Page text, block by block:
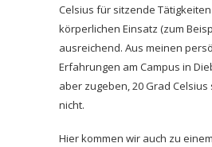
Celsius für sitzende
körperlichen Einsatz (zum
ausreichend. Aus meinen
Erfahrungen am Campus in
aber zugeben, 20 Grad
nicht.
Hier kommen wir auch zu